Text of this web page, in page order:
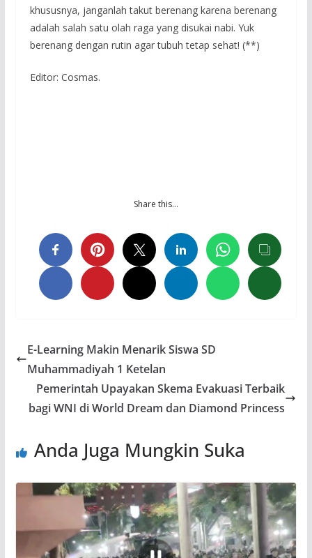
khususnya, janganlah takut berenang karena berenang
adalah salah satu olah raga yang disukai nabi. Yuk
berenang dengan rutin agar tubuh tetap sehat! (**)
Editor: Cosmas.
Share this…
E-Learning Makin Menarik Siswa SD
Muhammadiyah 1 Ketelan
Pemerintah Upayakan Skema Evakuasi Terbaik
bagi WNI di World Dream dan Diamond Princess
Anda Juga Mungkin Suka